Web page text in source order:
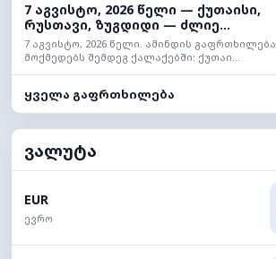
7 აგვისტო, 2026 წელი — ქუთაისი,
რუსთავი, ზუგდიდი — ძლიე...
7 აგვისტო, 2026 წელი. ამინდის გაფრთხილება
მოქმედებს შემდეგ ქალაქებში: ქუთაი...
ყველა გაფრთხილება
ვალუტა
EUR
ევრო